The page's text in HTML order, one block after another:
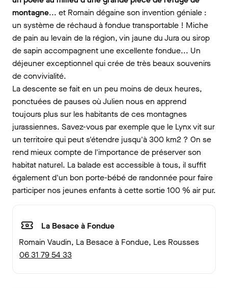
montagne... et Romain dégaine son invention géniale :
un système de réchaud à fondue transportable ! Miche
de pain au levain de la région, vin jaune du Jura ou sirop
de sapin accompagnent une excellente fondue... Un
déjeuner exceptionnel qui crée de très beaux souvenirs
de convivialité.
La descente se fait en un peu moins de deux heures,
ponctuées de pauses où Julien nous en apprend
toujours plus sur les habitants de ces montagnes
jurassiennes. Savez-vous par exemple que le Lynx vit sur
un territoire qui peut s'étendre jusqu'à 300 km2 ? On se
rend mieux compte de l'importance de préserver son
habitat naturel. La balade est accessible à tous, il suffit
également d'un bon porte-bébé de randonnée pour faire
participer nos jeunes enfants à cette sortie 100 % air pur.
La Besace à Fondue
Romain Vaudin, La Besace à Fondue, Les Rousses
06 31 79 54 33